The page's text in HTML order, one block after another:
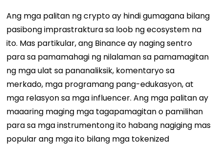
Ang mga palitan ng crypto ay hindi gumagana bilang
pasibong imprastraktura sa loob ng ecosystem na
ito. Mas partikular, ang Binance ay naging sentro
para sa pamamahagi ng nilalaman sa pamamagitan
ng mga ulat sa pananaliksik, komentaryo sa
merkado, mga programang pang-edukasyon, at
mga relasyon sa mga influencer. Ang mga palitan ay
maaaring maging mga tagapamagitan o pamilihan
para sa mga instrumentong ito habang nagiging mas
popular ang mga ito bilang mga tokenized